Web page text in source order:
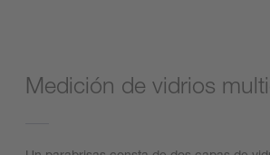
Medición de vidrios